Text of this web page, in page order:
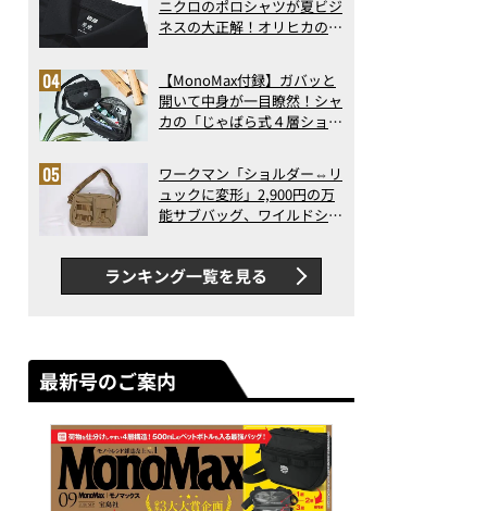
ニクロのポロシャツが夏ビジ
ネスの大正解！オリヒカの透
アの実力
【MonoMax付録】ガバッと
開いて中身が一目瞭然！シャ
カの「じゃばら式４層ショル
った！
ワークマン「ショルダー⇔リ
ュックに変形」2,900円の万
能サブバッグ、ワイルドシン
録…ほか【休日バッグの人気
記事ランキングベスト3】
（2026年6月版）
ランキング一覧を見る
最新号のご案内